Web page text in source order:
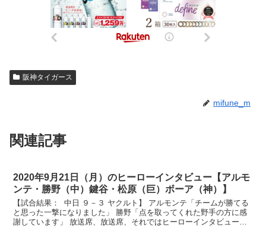
阪神タイガース
mifune_m
関連記事
2020年9月21日（月）のヒーローインタビュー【アルモ
ンテ・勝野（中）鍵谷・松原（巨）ボーア（神）】
【試合結果： 中日 ９－３ ヤクルト】 アルモンテ「チームが勝てる
と思った一撃になりました」 勝野「点を取ってくれた野手の方に感
謝しています」 放送席、放送席、それではヒーローインタビューで